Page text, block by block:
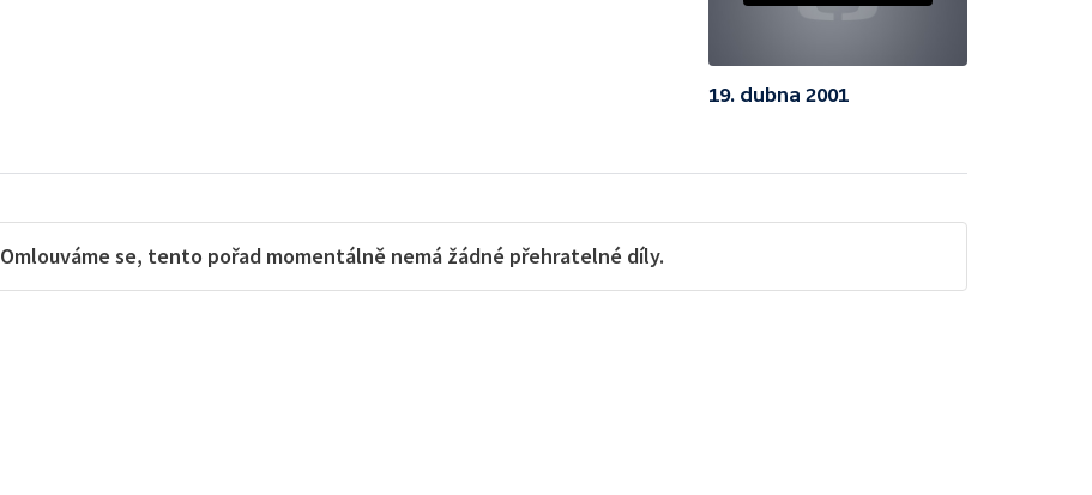
19. dubna 2001
Omlouváme se, tento pořad momentálně nemá žádné přehratelné díly.